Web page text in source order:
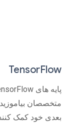
TensorFlow
متخصصان
بعدی خود کمک